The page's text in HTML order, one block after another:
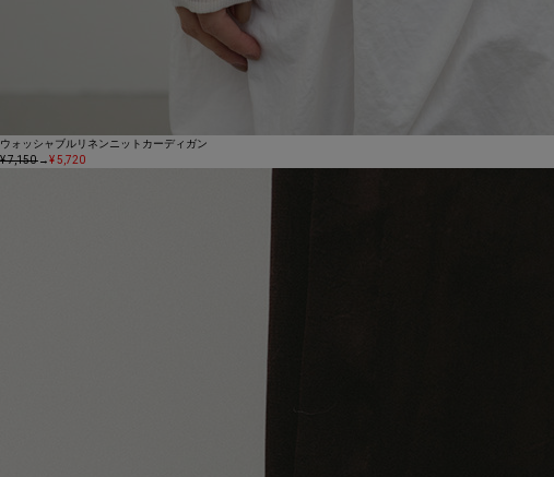
ウォッシャブルリネンニットカーディガン
¥ 7,150→¥ 5,720